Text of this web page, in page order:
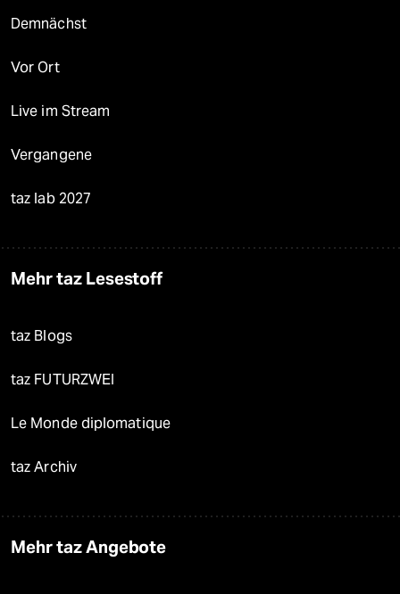
Demnächst
Vor Ort
Live im Stream
Vergangene
taz lab 2027
Mehr taz Lesestoff
taz Blogs
taz FUTURZWEI
Le Monde diplomatique
taz Archiv
Mehr taz Angebote